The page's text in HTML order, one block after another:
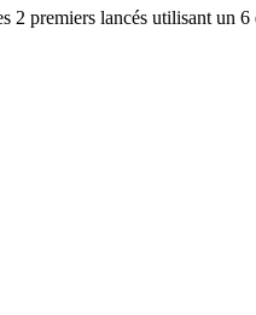
2 premiers lancés utilisant un